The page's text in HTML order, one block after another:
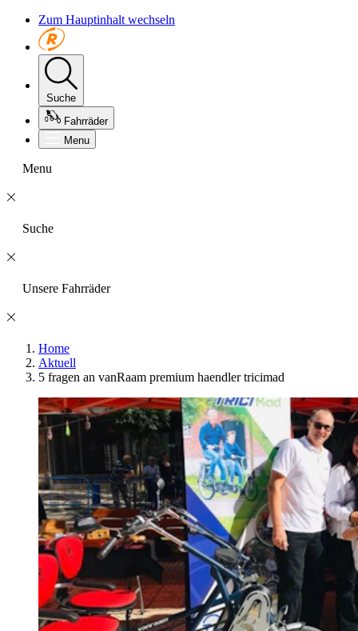
Zum Hauptinhalt wechseln
Suche
Fahrräder
Menu
Menu
Suche
Unsere Fahrräder
Home
Aktuell
5 fragen an vanRaam premium haendler tricimad